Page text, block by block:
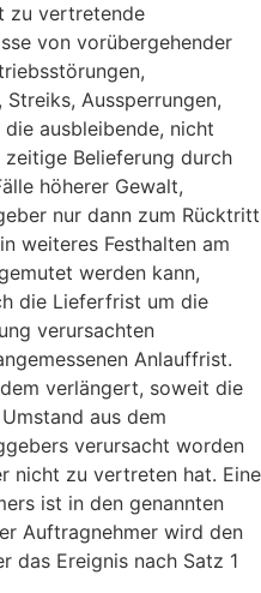
zu vertretende
von vorübergehender
Aussperrungen,
ausbleibende, nicht
Belieferung durch
höherer Gewalt,
nur dann zum Rücktritt
weiteres Festhalten am
werden kann,
die Lieferfrist um die
verursachten
Anlauffrist.
verlängert, soweit die
aus dem
verursacht worden
nicht zu vertreten hat. Eine
ist in den genannten
Auftragnehmer wird den
das Ereignis nach Satz 1